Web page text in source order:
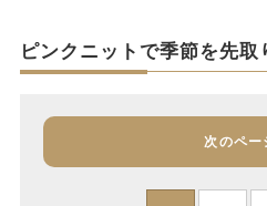
ピンクニットで季節を先取
次のペー